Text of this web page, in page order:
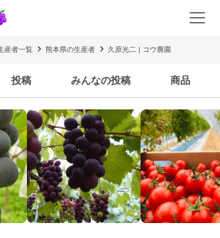
産者一覧 熊本県の生産者 久原光二 | コウ農園
投稿 みんなの投稿 商品